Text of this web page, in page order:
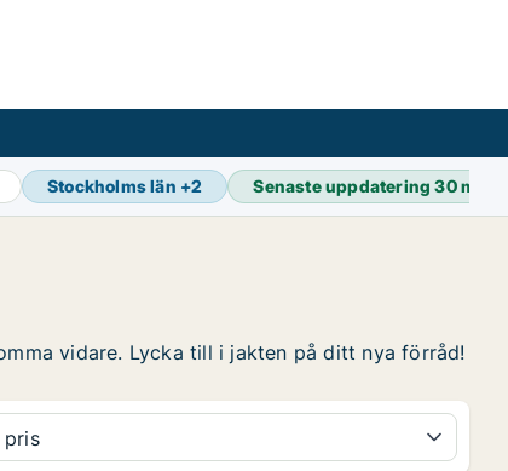
Stockholms län +2 Senaste uppdatering30 min
vidare. Lycka till i jakten på ditt nya förråd!
pris